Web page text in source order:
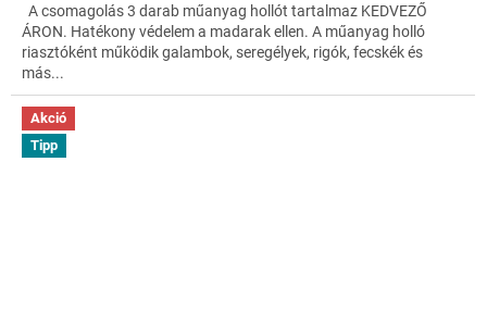
S
A csomagolás 3 darab műanyag hollót tartalmaz KEDVEZŐ
ÁRON. Hatékony védelem a madarak ellen. A műanyag holló
riasztóként működik galambok, seregélyek, rigók, fecskék és
más...
Akció
Tipp